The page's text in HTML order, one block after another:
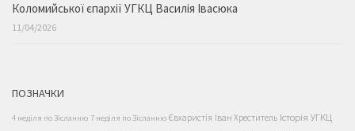
Коломийської єпархії УГКЦ Василія Івасюка
11/04/2026
ПОЗНАЧКИ
4 неділя по Зісланню 7 неділя по Зісланню Євхаристія Іван Хреститель Історія УГКЦ